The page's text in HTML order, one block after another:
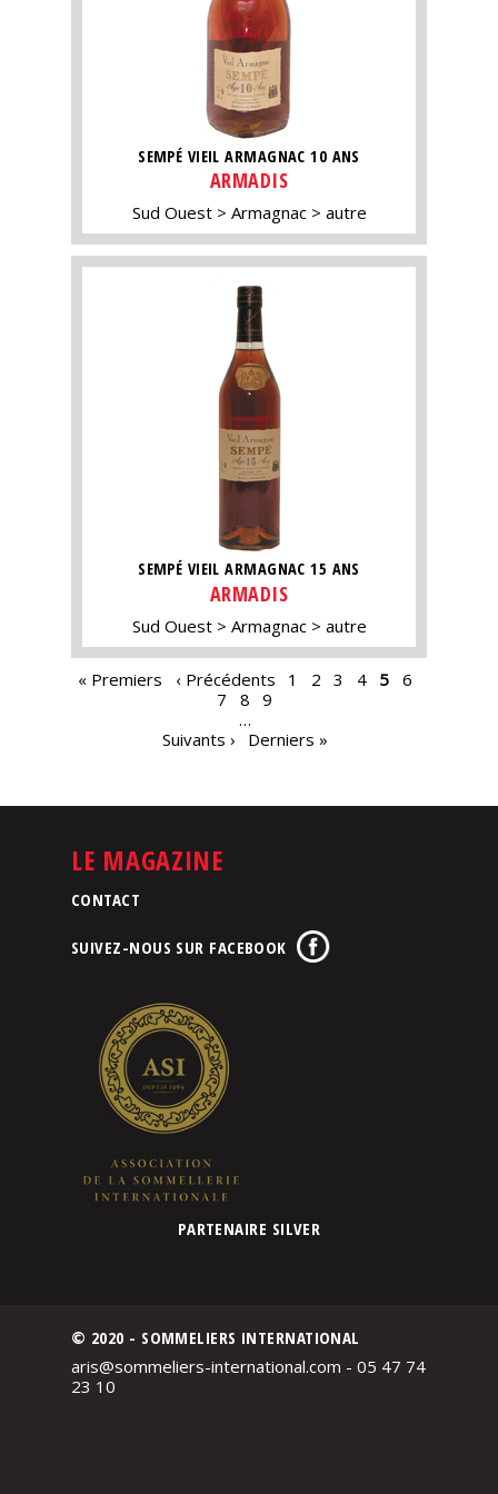
SEMPÉ VIEIL ARMAGNAC 10 ANS
ARMADIS
Sud Ouest Armagnac autre
SEMPÉ VIEIL ARMAGNAC 15 ANS
ARMADIS
Sud Ouest Armagnac autre
PAGES
« Premiers ‹ Précédents 1 2 3 4 5 6
7
8
9
…
Suivants ›
Derniers »
LE MAGAZINE
CONTACT
SUIVEZ-NOUS SUR FACEBOOK
PARTENAIRE SILVER
© 2020 - SOMMELIERS INTERNATIONAL
aris@sommeliers-international.com - 05 47 74
23 10